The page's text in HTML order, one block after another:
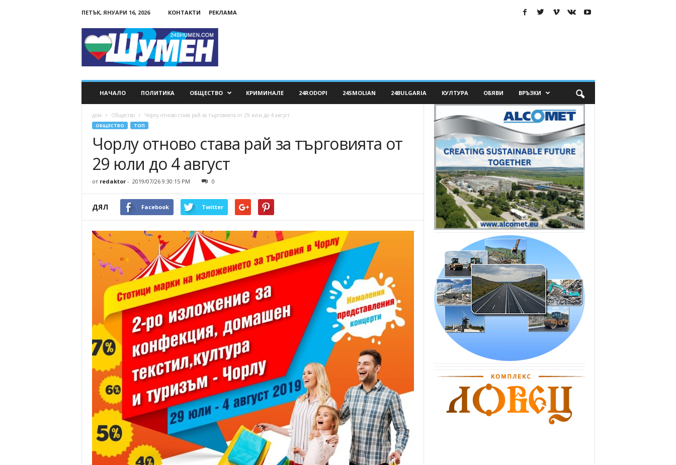
ПЕТЪК, ЯНУАРИ 16, 2026 КОНТАКТИ РЕКЛАМА
НАЧАЛО ПОЛИТИКА ОБЩЕСТВО КРИМИНАЛЕ 24RODOPI 24SMOLIAN 24BULGARIA КУЛТУРА ОБЯВИ ВРЪЗКИ
дом Общество Чорлу отново става рай за търговията от 29 юли до 4 август
ОБЩЕСТВО ТОП
Чорлу отново става рай за търговията от
29 юли до 4 август
от redaktor- 2019/07/26 9:30:15 PM 0
ДЯЛ Facebook Twitter